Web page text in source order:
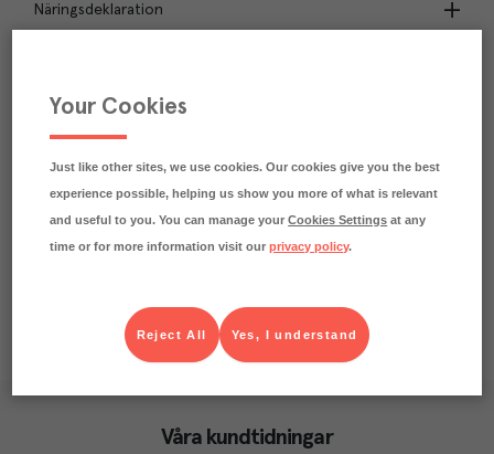
Näringsdeklaration
Varje kilo av varan påverkar klimatet motsvarande
utsläppen av 0.3 kg koldioxid.
Våra kundtidningar
Your Cookies
Just like other sites, we use cookies. Our cookies give you the best
experience possible, helping us show you more of what is relevant
and useful to you. You can manage yourCookies Settings at any
time or for more information visit ourprivacy policy.
Yes, I understand
Reject All